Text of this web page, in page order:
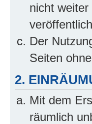
nicht
Der
Seiten
2.
Mit dem
räumlich